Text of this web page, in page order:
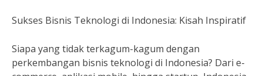
Sukses Bisnis Teknologi di Indonesia: Kisah Inspiratif
Siapa yang tidak terkagum-kagum dengan
perkembangan bisnis teknologi di Indonesia? Dari e-